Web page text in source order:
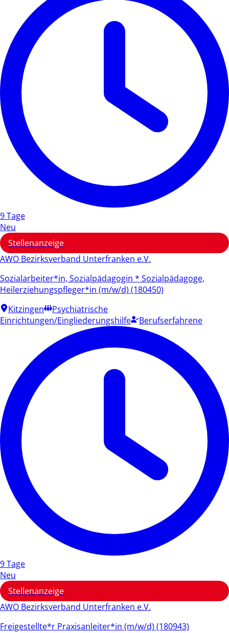
9 Tage
Neu
Stellenanzeige
AWO Bezirksverband Unterfranken e.V.
Sozialarbeiter*in, Sozialpädagogin * Sozialpädagoge,
Heilerziehungspfleger*in (m/w/d) (180450)
Kitzingen
Psychiatrische
Einrichtungen/Eingliederungshilfe
Berufserfahrene
9 Tage
Neu
Stellenanzeige
AWO Bezirksverband Unterfranken e.V.
Freigestellte*r Praxisanleiter*in (m/w/d) (180943)